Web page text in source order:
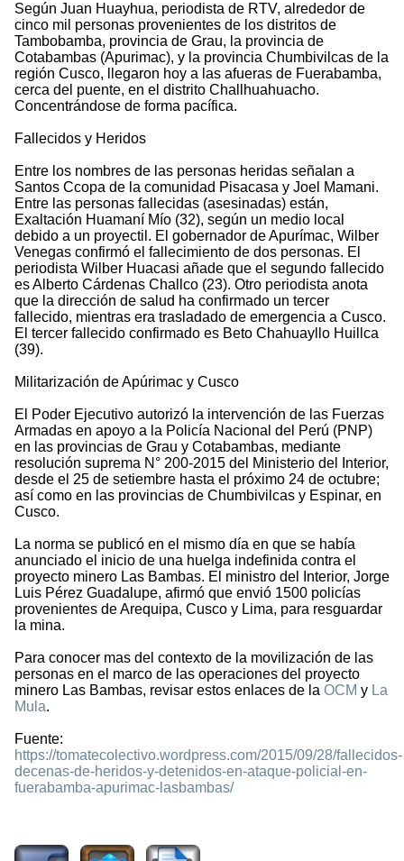
Según Juan Huayhua, periodista de RTV, alrededor de
cinco mil personas provenientes de los distritos de
Tambobamba, provincia de Grau, la provincia de
Cotabambas (Apurimac), y la provincia Chumbivilcas de la
región Cusco, llegaron hoy a las afueras de Fuerabamba,
cerca del puente, en el distrito Challhuahuacho.
Concentrándose de forma pacífica.
Fallecidos y Heridos
Entre los nombres de las personas heridas señalan a
Santos Ccopa de la comunidad Pisacasa y Joel Mamani.
Entre las personas fallecidas (asesinadas) están,
Exaltación Huamaní Mío (32), según un medio local
debido a un proyectil. El gobernador de Apurímac, Wilber
Venegas confirmó el fallecimiento de dos personas. El
periodista Wilber Huacasi añade que el segundo fallecido
es Alberto Cárdenas Challco (23). Otro periodista anota
que la dirección de salud ha confirmado un tercer
fallecido, mientras era trasladado de emergencia a Cusco.
El tercer fallecido confirmado es Beto Chahuayllo Huillca
(39).
Militarización de Apúrimac y Cusco
El Poder Ejecutivo autorizó la intervención de las Fuerzas
Armadas en apoyo a la Policía Nacional del Perú (PNP)
en las provincias de Grau y Cotabambas, mediante
resolución suprema N° 200-2015 del Ministerio del Interior,
desde el 25 de setiembre hasta el próximo 24 de octubre;
así como en las provincias de Chumbivilcas y Espinar, en
Cusco.
La norma se publicó en el mismo día en que se había
anunciado el inicio de una huelga indefinida contra el
proyecto minero Las Bambas. El ministro del Interior, Jorge
Luis Pérez Guadalupe, afirmó que envió 1500 policías
provenientes de Arequipa, Cusco y Lima, para resguardar
la mina.
Para conocer mas del contexto de la movilización de las
personas en el marco de las operaciones del proyecto
minero Las Bambas, revisar estos enlaces de la OCM y La
Mula.
Fuente:
https://tomatecolectivo.wordpress.com/2015/09/28/fallecidos-
decenas-de-heridos-y-detenidos-en-ataque-policial-en-
fuerabamba-apurimac-lasbambas/